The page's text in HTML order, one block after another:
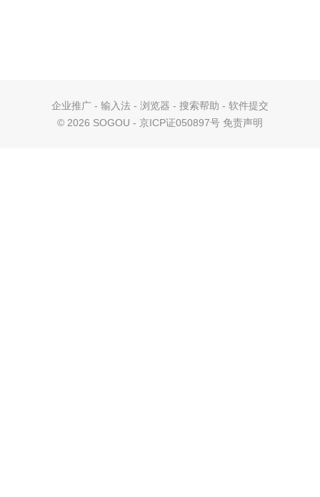
企业推广 - 输入法 - 浏览器 - 搜索帮助 - 软件提交
© 2026 SOGOU - 京ICP证050897号 免责声明